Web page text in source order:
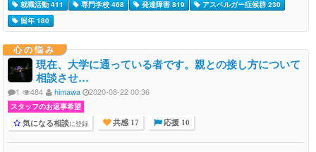
就職活動 411 専門学校 468 発達障害 819
アスペルガー症候群 230
留年 180
心の悩み
現在、大学に通っている者です。親との接し方について
相談させ…
1 484 himawa 2020-08-22 00:36
スタッフのお返事希望
気になる相談に登録 共感 17 応援 10